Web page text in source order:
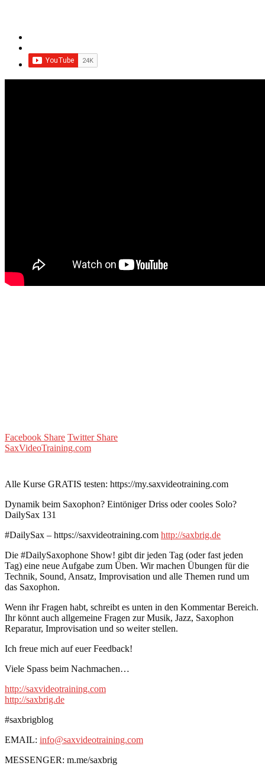
Facebook Share Twitter Share
SaxVideoTraining.com
Alle Kurse GRATIS testen: https://my.saxvideotraining.com
Dynamik beim Saxophon? Eintöniger Driss oder cooles Solo?
DailySax 131
#DailySax – https://saxvideotraining.com http://saxbrig.de
Die #DailySaxophone Show! gibt dir jeden Tag (oder fast jeden
Tag) eine neue Aufgabe zum Üben. Wir machen Übungen für die
Technik, Sound, Ansatz, Improvisation und alle Themen rund um
das Saxophon.
Wenn ihr Fragen habt, schreibt es unten in den Kommentar Bereich.
Ihr könnt auch allgemeine Fragen zur Musik, Jazz, Saxophon
Reparatur, Improvisation und so weiter stellen.
Ich freue mich auf euer Feedback!
Viele Spass beim Nachmachen…
http://saxvideotraining.com
http://saxbrig.de
#saxbrigblog
EMAIL: info@saxvideotraining.com
MESSENGER: m.me/saxbrig